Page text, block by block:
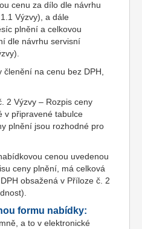
cenu za dílo dle návrhu
Výzvy), a dále
plnění a celkovou
dle návrhu servisní
na cenu bez DPH,
2 Výzvy – Rozpis ceny
v připravené tabulce
plnění jsou rozhodné pro
cenou uvedenou
ceny plnění, má celková
obsažená v Příloze č. 2
formu nabídky:
a to v elektronické